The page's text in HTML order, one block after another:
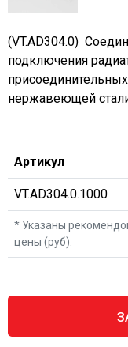
(VT.AD304.0)
подключения
нержавеющей
Артикул
VT.AD304.0.1000
* Указаны
цены (руб).